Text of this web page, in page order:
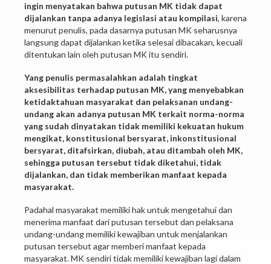
ingin menyatakan bahwa putusan MK tidak dapat
dijalankan tanpa adanya legislasi atau kompilasi, karena
menurut penulis, pada dasarnya putusan MK seharusnya
langsung dapat dijalankan ketika selesai dibacakan, kecuali
ditentukan lain oleh putusan MK itu sendiri.
Yang penulis permasalahkan adalah tingkat
aksesibilitas terhadap putusan MK, yang menyebabkan
ketidaktahuan masyarakat dan pelaksanan undang-
undang akan adanya putusan MK terkait norma-norma
yang sudah dinyatakan tidak memiliki kekuatan hukum
mengikat, konstitusional bersyarat, inkonstitusional
bersyarat, ditafsirkan, diubah, atau ditambah oleh MK,
sehingga putusan tersebut tidak diketahui, tidak
dijalankan, dan tidak memberikan manfaat kepada
masyarakat.
Padahal masyarakat memiliki hak untuk mengetahui dan
menerima manfaat dari putusan tersebut dan pelaksana
undang-undang memiliki kewajiban untuk menjalankan
putusan tersebut agar memberi manfaat kepada
masyarakat. MK sendiri tidak memiliki kewajiban lagi dalam